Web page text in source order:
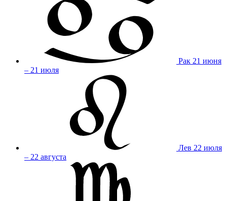
Рак 21 июня
– 21 июля
Лев 22 июля
– 22 августа